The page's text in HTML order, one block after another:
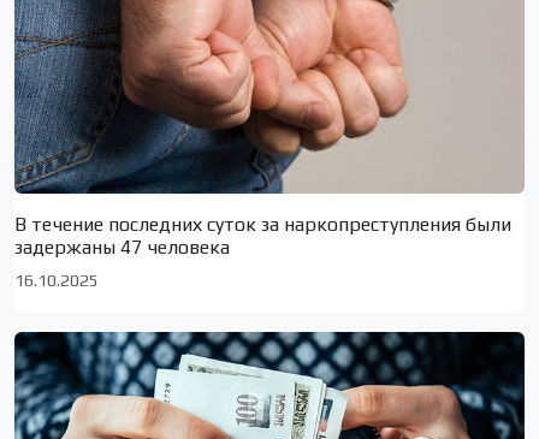
В течение последних суток за наркопреступления были
задержаны 47 человека
16.10.2025